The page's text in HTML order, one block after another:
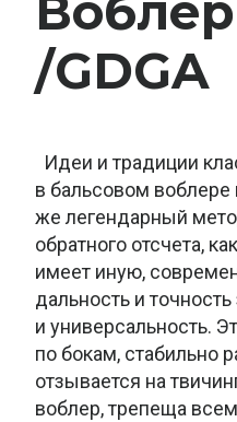
/GDGA
Идеи и традиции
в бальсовом
же легендарный
обратного отсчета,
имеет иную,
дальность и
и универсальность.
по бокам, стабильно
отзывается на
воблер, трепеща